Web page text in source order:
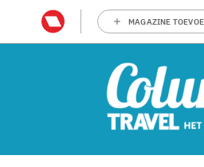
MAGAZINE